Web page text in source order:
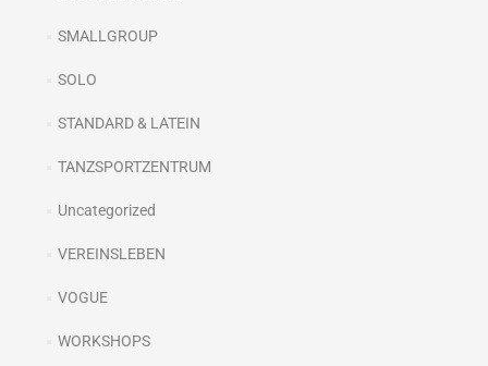
SMALLGROUP
SOLO
STANDARD & LATEIN
TANZSPORTZENTRUM
Uncategorized
VEREINSLEBEN
VOGUE
WORKSHOPS